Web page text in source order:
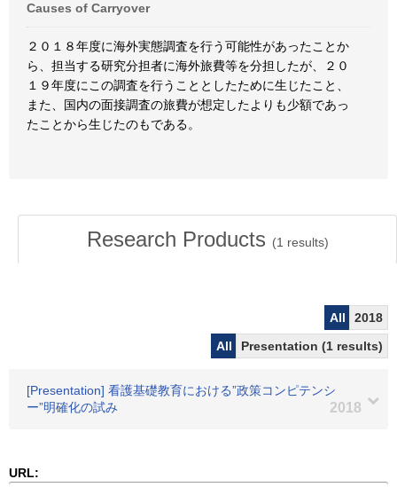
Causes of Carryover
２０１８年度に海外実態調査を行う可能性があったことか
ら、担当する研究分担者に海外旅費等を分担したが、２０
１９年度にこの調査を行うこととしたために生じたこと、
また、国内の面接調査の旅費が想定したよりも少額であっ
たことから生じたのもである。
Research Products (1 results)
All
2018
All
Presentation (1 results)
[Presentation] 看護基礎教育における”政策コンピテンシ
ー”明確化の試み
2018
URL: